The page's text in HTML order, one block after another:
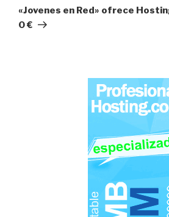
entrada
«Jovenes en Red» ofrece
0 €